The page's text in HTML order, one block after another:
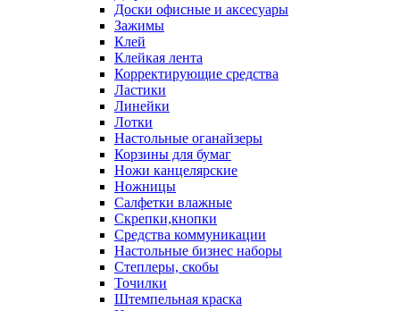
Доски офисные и аксесуары
Зажимы
Клей
Клейкая лента
Корректирующие средства
Ластики
Линейки
Лотки
Настольные оганайзеры
Корзины для бумаг
Ножи канцелярские
Ножницы
Салфетки влажные
Скрепки,кнопки
Средства коммуникации
Настольные бизнес наборы
Степлеры, скобы
Точилки
Штемпельная краска